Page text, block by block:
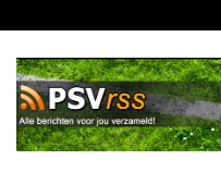
naar
inhoud